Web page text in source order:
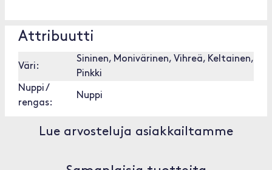
Attribuutti
Väri:
Sininen, Monivärinen, Vihreä, Keltainen,
Pinkki
Nuppi /
rengas:
Nuppi
Lue arvosteluja asiakkailtamme